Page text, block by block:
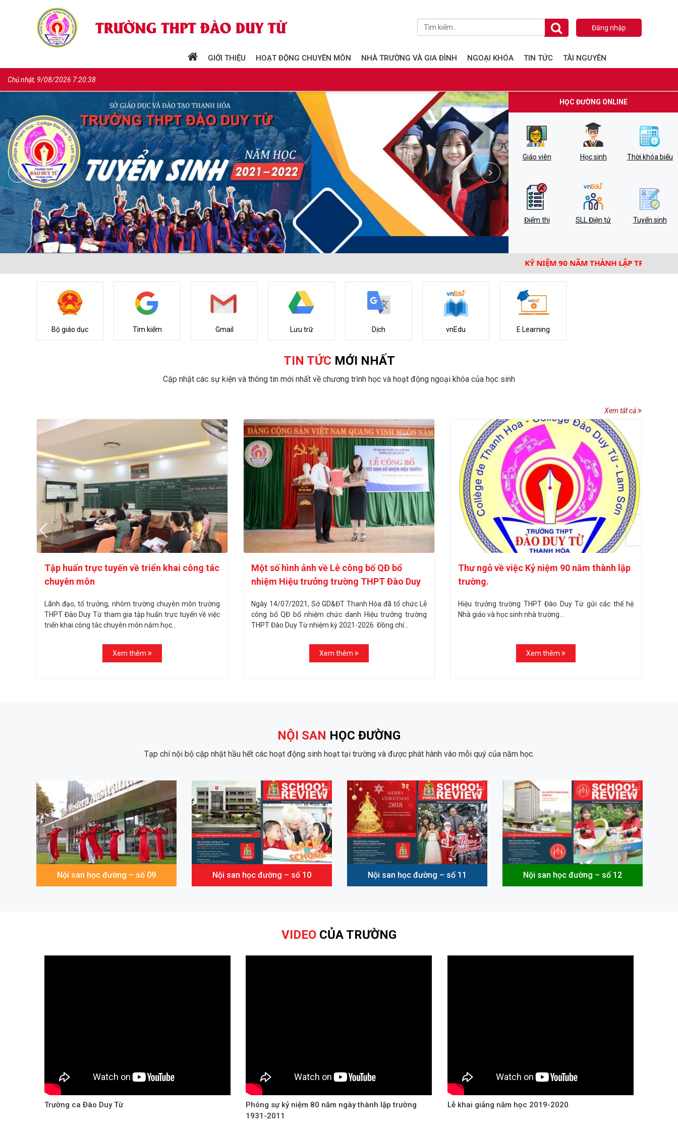
Đăng nhập
GIỚI THIỆU HOẠT ĐỘNG CHUYÊN MÔN NHÀ TRƯỜNG VÀ GIA ĐÌNH NGOẠI KHÓA TIN TỨC TÀI NGUYÊN
Chủ nhật, 9/08/2026 7:20:39
HỌC ĐƯỜNG ONLINE
Giáo viên Học sinh Thời khóa biểu
Điểm thi SLL Điện tử Tuyển sinh
KỶ NIỆM 90 NĂM THÀNH LẬP TRƯỜNG
Bộ giáo dục Tìm kiếm Gmail Lưu trữ Dịch vnEdu E Learning
TIN TỨC MỚI NHẤT
Cập nhật các sự kiện và thông tin mới nhất về chương trình học và hoạt động ngoại khóa của học sinh
Xem tất cả
Tập huấn trực tuyến về triển khai công tác
chuyên môn
Lãnh đạo, tổ trưởng, nhóm trường chuyên môn trường
THPT Đào Duy Từ tham gia tập huấn trực tuyến về việc
triển khai công tác chuyên môn năm học...
Xem thêm
Một số hình ảnh về Lễ công bố QĐ bổ
nhiệm Hiệu trưởng trường THPT Đào Duy
Ngày 14/07/2021, Sở GD&ĐT Thanh Hóa đã tổ chức Lễ
công bố QĐ bổ nhiệm chức danh Hiệu trưởng trường
THPT Đào Duy Từ nhiệm kỳ 2021-2026. Đồng chí...
Xem thêm
Thư ngỏ về việc Kỷ niệm 90 năm thành lập
trường.
Hiệu trưởng trường THPT Đào Duy Từ gửi các thế hệ
Nhà giáo và học sinh nhà trường...
Xem thêm
NỘI SAN HỌC ĐƯỜNG
Tạp chí nội bộ cập nhật hầu hết các hoạt động sinh hoạt tại trường và được phát hành vào mỗi quý của năm học.
Nội san học đường – số 09 Nội san học đường – số 10 Nội san học đường – số 11 Nội san học đường – số 12
VIDEO CỦA TRƯỜNG
Trường ca Đào Duy Từ
Phóng sự kỷ niệm 80 năm ngày thành lập trường
1931-2011
Lễ khai giảng năm học 2019-2020